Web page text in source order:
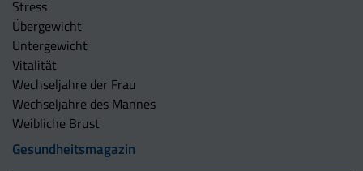
Stress
Übergewicht
Untergewicht
Vitalität
Wechseljahre der Frau
Wechseljahre des Mannes
Weibliche Brust
Gesundheitsmagazin